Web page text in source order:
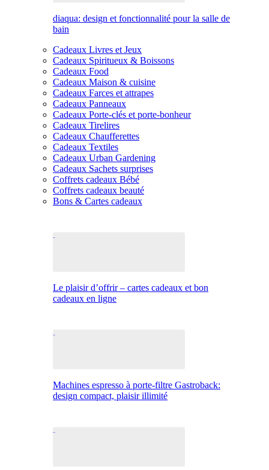
diaqua: design et fonctionnalité pour la salle de
bain
Cadeaux Livres et Jeux
Cadeaux Spiritueux & Boissons
Cadeaux Food
Cadeaux Maison & cuisine
Cadeaux Farces et attrapes
Cadeaux Panneaux
Cadeaux Porte-clés et porte-bonheur
Cadeaux Tirelires
Cadeaux Chaufferettes
Cadeaux Textiles
Cadeaux Urban Gardening
Cadeaux Sachets surprises
Coffrets cadeaux Bébé
Coffrets cadeaux beauté
Bons & Cartes cadeaux
Le plaisir d’offrir – cartes cadeaux et bon
cadeaux en ligne
Machines espresso à porte-filtre Gastroback:
design compact, plaisir illimité